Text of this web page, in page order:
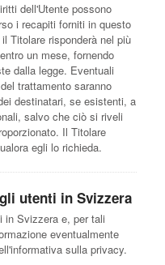
dell'Utente possono
i recapiti forniti in questo
Titolare risponderà nel più
un mese, fornendo
dalla legge. Eventuali
trattamento saranno
destinatari, se esistenti, a
salvo che ciò si riveli
Il Titolare
egli lo richieda.
utenti in Svizzera
in Svizzera e, per tali
eventualmente
sulla privacy.